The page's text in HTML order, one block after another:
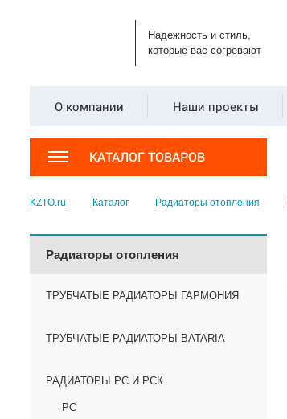
Надежность и стиль,
которые вас согревают
О компании Наши проекты
КАТАЛОГ ТОВАРОВ
KZTO.ru Каталог Радиаторы отопления
Радиаторы отопления
ТРУБЧАТЫЕ РАДИАТОРЫ ГАРМОНИЯ
ТРУБЧАТЫЕ РАДИАТОРЫ BATARIA
РАДИАТОРЫ РС И РСК
РС